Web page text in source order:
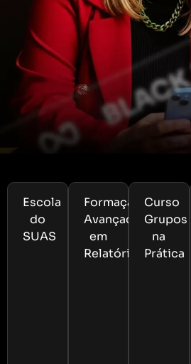
Escola
do
SUAS
Formação
Avançada
em
Relatórios
Curso
Grupos
na
Prática